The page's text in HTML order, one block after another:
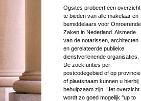
Ogsites probeert een overzicht
te bieden van alle makelaar en
bemiddelaars voor Onroerende
Zaken in Nederland. Alsmede
van de notarissen, architecten
en gerelateerde publieke
dienstverlenende organisaties.
De zoekfunties per
postcodegebied of op provincie
of plaatsnaam kunnen u hierbij
behulpzaam zijn. Het overzicht
wordt zo goed mogelijk ''up to